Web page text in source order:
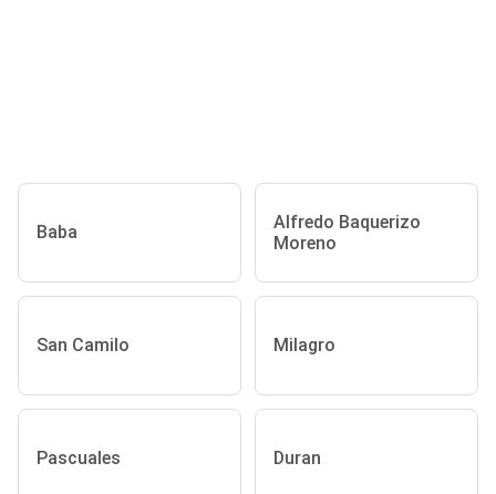
Baba
Alfredo Baquerizo
Moreno
San Camilo Milagro
Pascuales Duran